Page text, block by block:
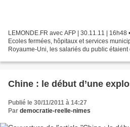
LEMONDE.FR avec AFP | 30.11.11 | 16h48
Ecoles fermées, hôpitaux et services
Royaume-Uni, les salariés du public étaient
Chine : le début d’une
Publié le 30/11/2011 à 14:27
Par democratie-reelle-nimes